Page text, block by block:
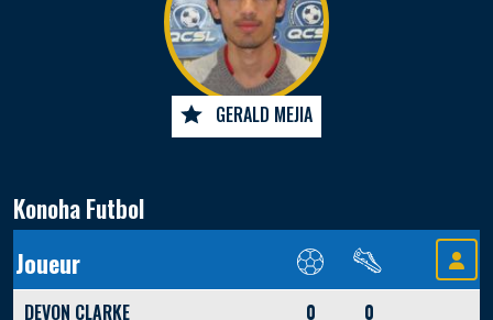
GERALD MEJIA
Konoha Futbol
Joueur
DEVON CLARKE 0
0